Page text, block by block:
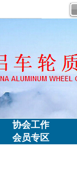
协会工作
会员专区